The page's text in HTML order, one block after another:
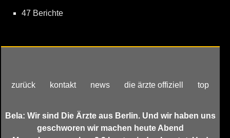
47 Berichte
zurück kontakt news die ärzte offiziell top
Bela: Wir sind Die Ärzte aus Berlin. Und wir haben uns
geschworen wir machen heute Abend